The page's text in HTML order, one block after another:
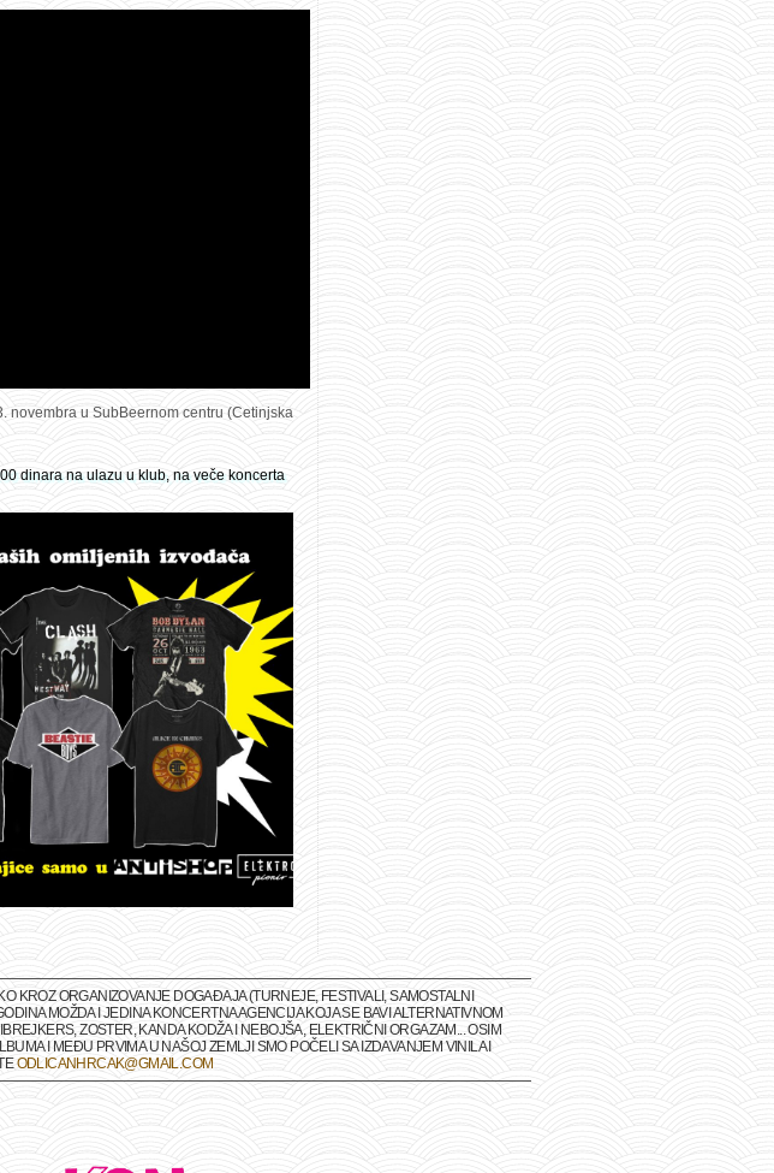
novembra u SubBeernom centru (Cetinjska
dinara na ulazu u klub, na veče koncerta
KROZ ORGANIZOVANJE DOGAĐAJA (TURNEJE, FESTIVALI, SAMOSTALNI
MOŽDA I JEDINA KONCERTNA AGENCIJA KOJA SE BAVI ALTERNATIVNOM
ZOSTER, KANDA KODŽA I NEBOJŠA, ELEKTRIČNI ORGAZAM... OSIM
I MEĐU PRVIMA U NAŠOJ ZEMLJI SMO POČELI SA IZDAVANJEM VINILA I
ODLICANHRCAK@GMAIL.COM